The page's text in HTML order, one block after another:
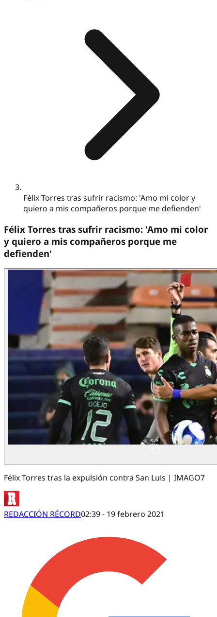
Félix Torres tras sufrir racismo: 'Amo mi color y
quiero a mis compañeros porque me defienden'
Félix Torres tras sufrir racismo: 'Amo mi color
y quiero a mis compañeros porque me
defienden'
Félix Torres tras la expulsión contra San Luis | IMAGO7
REDACCIÓN RÉCORD02:39 - 19 febrero 2021